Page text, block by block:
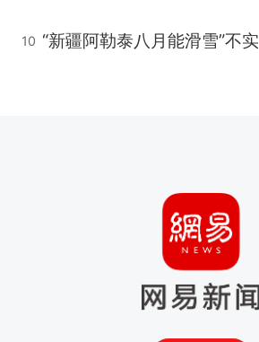
10 “新疆阿勒泰八月能滑雪”不实